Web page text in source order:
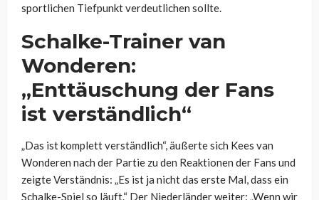
sportlichen Tiefpunkt verdeutlichen sollte.
Schalke-Trainer van
Wonderen:
„Enttäuschung der Fans
ist verständlich“
„Das ist komplett verständlich“, äußerte sich Kees van
Wonderen nach der Partie zu den Reaktionen der Fans und
zeigte Verständnis: „Es ist ja nicht das erste Mal, dass ein
Schalke-Spiel so läuft.“ Der Niederländer weiter: „Wenn wir